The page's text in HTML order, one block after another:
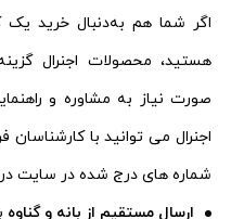
اگر شما هم به‌دنبال خرید
هستید، محصولات اجنرال
صورت نیاز به مشاوره و
اجنرال می توانید با
شماره های درج شده در سایت در
ارسال مستقیم از بانه و گناوه